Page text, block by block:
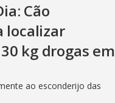
Cão
localizar
kg drogas em
ao esconderijo das